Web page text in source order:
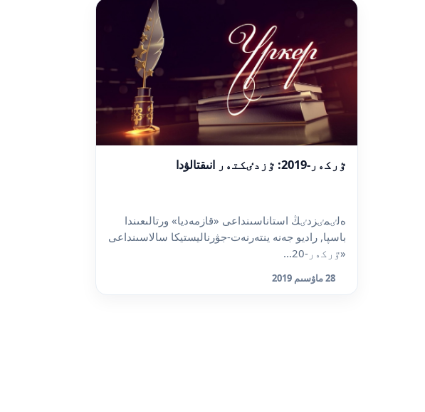
ٷركەر-2019: ٷزدٸكتەر انىقتالۋدا
ەلٸمٸزدٸڭ استاناسىنداعى «قازمەديا» ورتالىعىندا
باسپا, راديو جەنە ينتەرنەت-جۋرناليستيكا سالاسىنداعى
«ٷركەر-20...
28 ماۋسىم 2019